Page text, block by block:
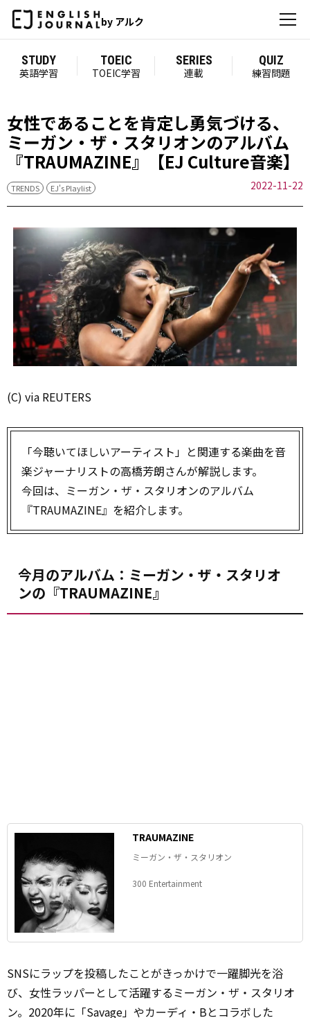
by アルク
STUDY
英語学習
TOEIC
TOEIC学習
SERIES
連載
QUIZ
練習問題
女性であることを肯定し勇気づける、
ミーガン・ザ・スタリオンのアルバム
『TRAUMAZINE』【EJ Culture音楽】
TRENDS EJ's Playlist 2022-11-22
(C) via REUTERS
「今聴いてほしいアーティスト」と関連する楽曲を音
楽ジャーナリストの高橋芳朗さんが解説します。
今回は、ミーガン・ザ・スタリオンのアルバム
『TRAUMAZINE』を紹介します。
今月のアルバム：ミーガン・ザ・スタリオ
ンの『TRAUMAZINE』
TRAUMAZINE
ミーガン・ザ・スタリオン
300 Entertainment
SNSにラップを投稿したことがきっかけで一躍脚光を浴
び、女性ラッパーとして活躍するミーガン・ザ・スタリオ
ン。2020年に「Savage」やカーディ・Bとコラボした